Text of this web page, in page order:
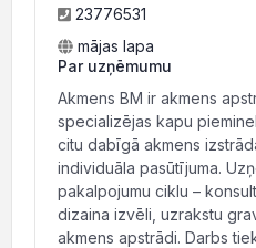
23776531
mājas lapa
Par uzņēmumu
Akmens BM ir akmens
specializējas kapu
citu dabīgā akmens
individuāla pasūtījuma.
pakalpojumu ciklu –
dizaina izvēli, uzrakstu
akmens apstrādi. Darbs